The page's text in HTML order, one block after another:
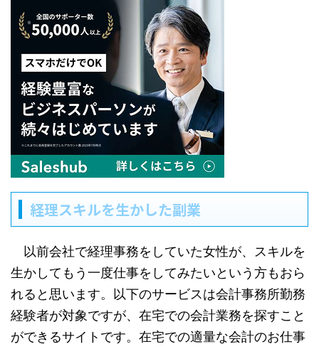
経理スキルを生かした副業
以前会社で経理事務をしていた女性が、スキルを
生かしてもう一度仕事をしてみたいという方もおら
れると思います。以下のサービスは会計事務所勤務
経験者が対象ですが、在宅での会計業務を探すこと
ができるサイトです。在宅での適量な会計のお仕事